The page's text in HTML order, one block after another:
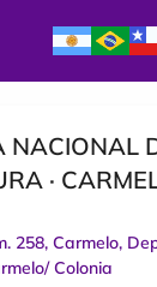
NACIONAL
·
258, Carmelo,
/Colonia